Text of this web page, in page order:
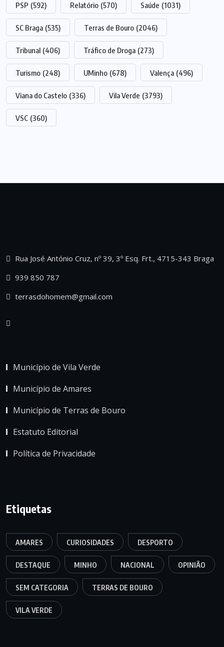
PSP (592) Relatório (570) Saúde (1031)
SC Braga (535) Terras de Bouro (2046)
Tribunal (406) Tráfico de Droga (273)
Turismo (248) UMinho (678) Valença (496)
Viana do Castelo (336) Vila Verde (3793)
VSC (360)
Rua José António Cruz, nº 39, 3º Esq. Frt., 4715-343 Braga
939 850 787
terrasdohomem@gmail.com
Município de Vila Verde
Município de Amares
Município de Terras de Bouro
Estatuto Editorial
Política de Privacidade
Etiquetas
AMARES CURIOSIDADES DESPORTO
DESTAQUE MINHO NACIONAL OPINIÃO
SEM CATEGORIA TERRAS DE BOURO
VILA VERDE